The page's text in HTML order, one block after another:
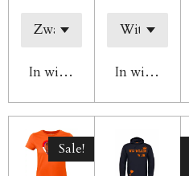
In winkelwagen
In
Sale!